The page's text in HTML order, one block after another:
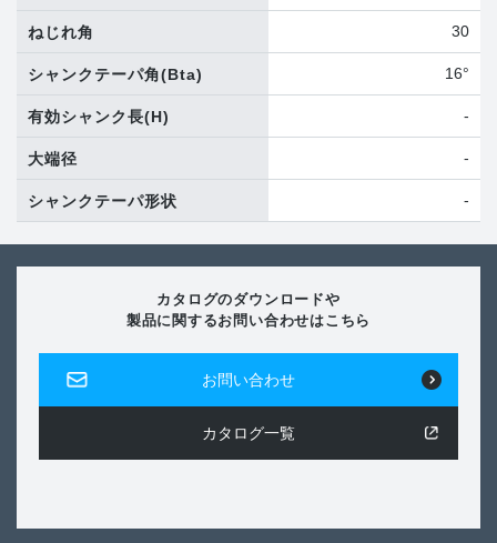
ねじれ角 30
シャンクテーパ角(Bta) 16°
有効シャンク長(H) -
大端径 -
シャンクテーパ形状 -
カタログのダウンロードや
製品に関するお問い合わせはこちら
お問い合わせ
カタログ一覧